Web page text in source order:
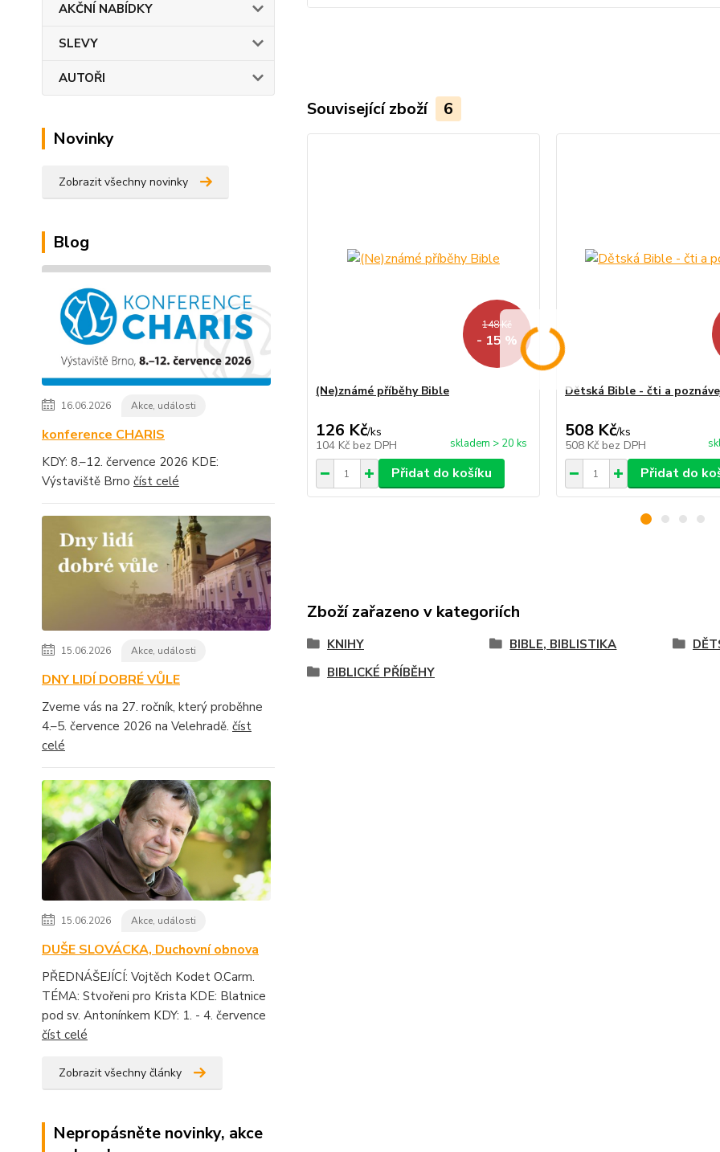
AKČNÍ NABÍDKY
SLEVY
AUTOŘI
Novinky
Zobrazit všechny novinky
Blog
16.06.2026 Akce, události
konference CHARIS
KDY: 8.–12. července 2026 KDE:
Výstaviště Brno číst celé
15.06.2026 Akce, události
DNY LIDÍ DOBRÉ VŮLE
Zveme vás na 27. ročník, který proběhne
4.–5. července 2026 na Velehradě. číst
celé
15.06.2026 Akce, události
DUŠE SLOVÁCKA, Duchovní obnova
PŘEDNÁŠEJÍCÍ: Vojtěch Kodet O.Carm.
TÉMA: Stvořeni pro Krista KDE: Blatnice
pod sv. Antonínkem KDY: 1. - 4. července
číst celé
Zobrazit všechny články
Nepropásněte novinky, akce
Související zboží 6
148 Kč
- 15 %
(Ne)známé příběhy Bible
126 Kč/ks
104 Kč bez DPH skladem > 20 ks
Přidat do košíku
Dětská Bible - čti a
508 Kč/ks
508 Kč bez DPH
Přidat do
Zboží zařazeno v kategoriích
KNIHY BIBLE, BIBLISTIKA
BIBLICKÉ PŘÍBĚHY